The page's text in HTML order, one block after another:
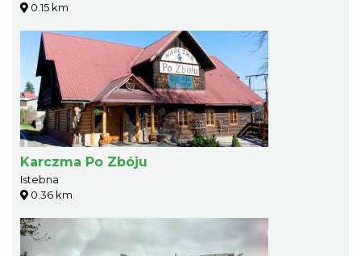
0.15 km
Karczma Po Zbóju
Istebna
0.36 km